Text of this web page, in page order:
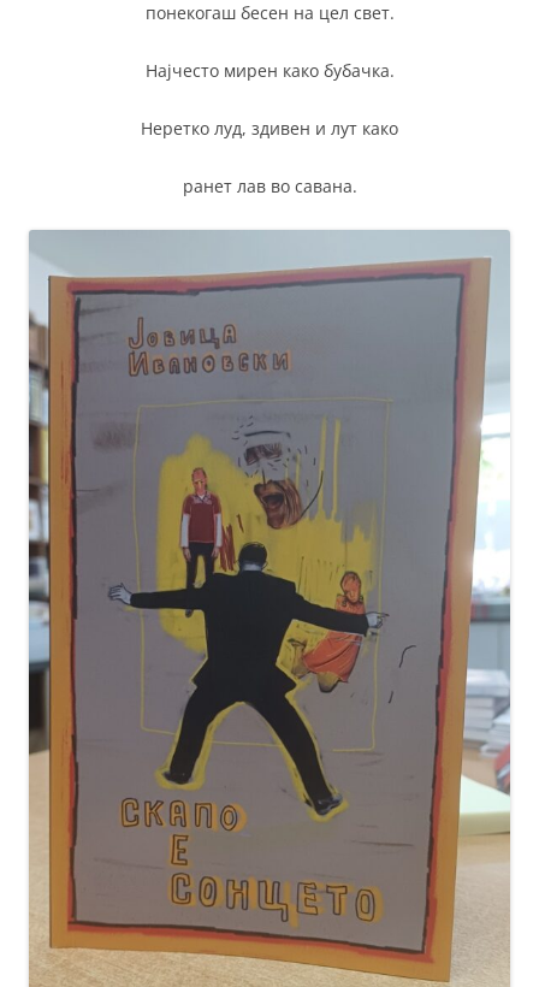
понекогаш бесен на цел свет.
Најчесто мирен како бубачка.
Неретко луд, здивен и лут како
ранет лав во савана.